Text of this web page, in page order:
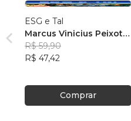
ESG e Tal
Marcus Vinicius Peixoto
da Silva
R$ 59,90
R$ 47,42
Comprar